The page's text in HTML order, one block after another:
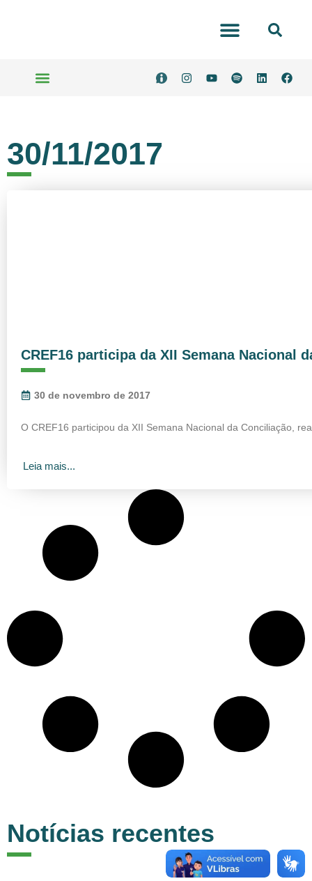
30/11/2017
CREF16 participa da XII Semana Nacional
30 de novembro de 2017
O CREF16 participou da XII Semana Nacional da Conciliação,
Leia mais...
Notícias recentes